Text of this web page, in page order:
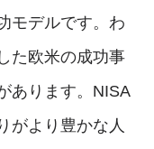
モデルです。わ
た欧米の成功事
あります。NISA
がより豊かな人